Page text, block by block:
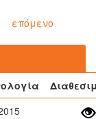
επόμενο